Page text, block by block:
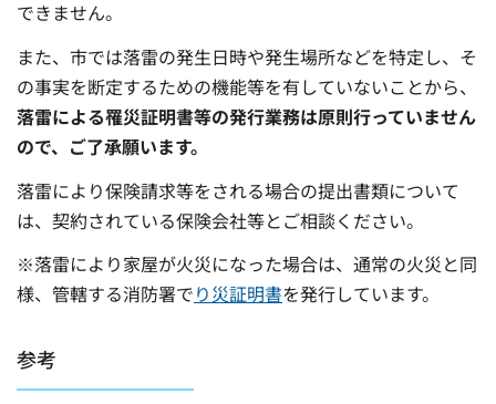
できません。
また、市では落雷の発生日時や発生場所などを特定し、そ
の事実を断定するための機能等を有していないことから、
落雷による罹災証明書等の発行業務は原則行っていません
ので、ご了承願います。
落雷により保険請求等をされる場合の提出書類について
は、契約されている保険会社等とご相談ください。
※落雷により家屋が火災になった場合は、通常の火災と同
様、管轄する消防署でり災証明書を発行しています。
参考